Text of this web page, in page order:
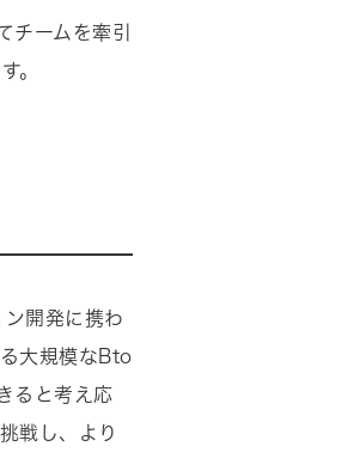
チームを牽引
。
開発に携わ
大規模なBto
ると考え応
戦し、より